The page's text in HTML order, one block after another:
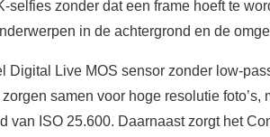
selfies zonder dat een frame hoeft te
in de achtergrond en de
Digital Live MOS sensor zonder low-
samen voor hoge resolutie
van ISO 25.600. Daarnaast zorgt het